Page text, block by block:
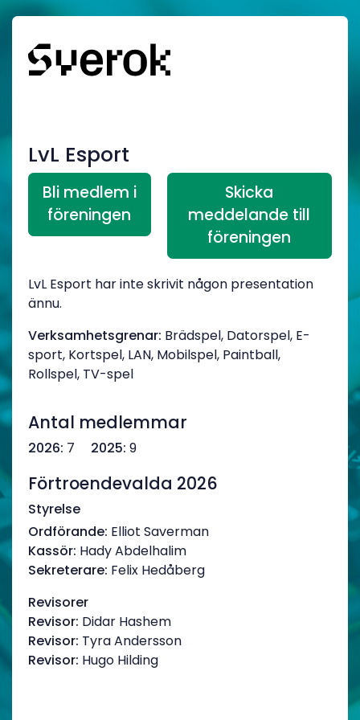
LvL Esport
Bli medlem i
föreningen
Skicka
meddelande till
föreningen
LvL Esport har inte skrivit någon presentation
ännu.
Verksamhetsgrenar: Brädspel, Datorspel, E-
sport, Kortspel, LAN, Mobilspel, Paintball,
Rollspel, TV-spel
Antal medlemmar
2026: 7 2025: 9
Förtroendevalda 2026
Styrelse
Ordförande: Elliot Saverman
Kassör: Hady Abdelhalim
Sekreterare: Felix Hedåberg
Revisorer
Revisor: Didar Hashem
Revisor: Tyra Andersson
Revisor: Hugo Hilding